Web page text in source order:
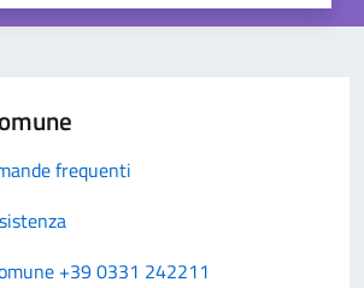
frequenti
+39 0331 242211